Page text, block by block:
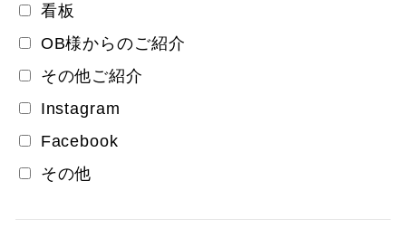
看板
OB様からのご紹介
その他ご紹介
Instagram
Facebook
その他